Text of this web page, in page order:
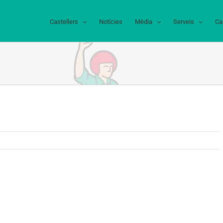
Castellers Notícies Mèdia Serveis